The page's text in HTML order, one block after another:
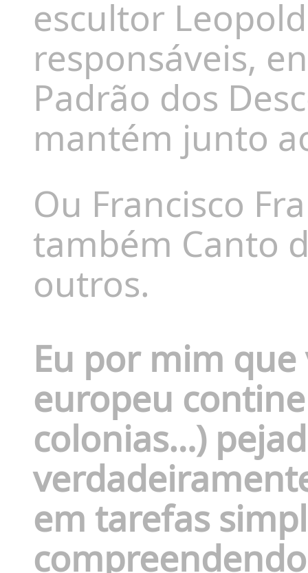
escultor
responsáveis,
Padrão dos
mantém junto
Ou Francisco
também Canto
outros.
Eu por mim
europeu
colonias…)
em tarefas